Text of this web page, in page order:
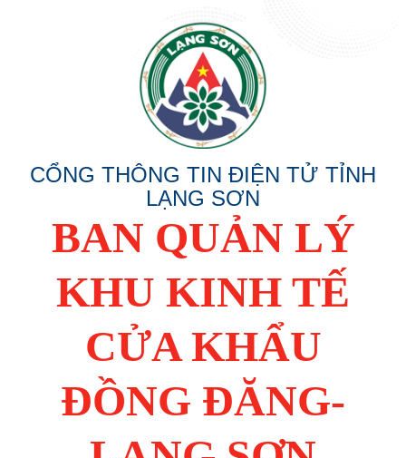
CỔNG THÔNG TIN ĐIỆN TỬ TỈNH
LẠNG SƠN
BAN QUẢN LÝ
KHU KINH TẾ
CỬA KHẨU
ĐỒNG ĐĂNG-